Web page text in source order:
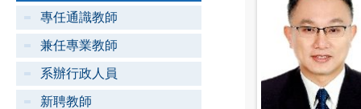
專任通識教師
兼任專業教師
系辦行政人員
新聘教師